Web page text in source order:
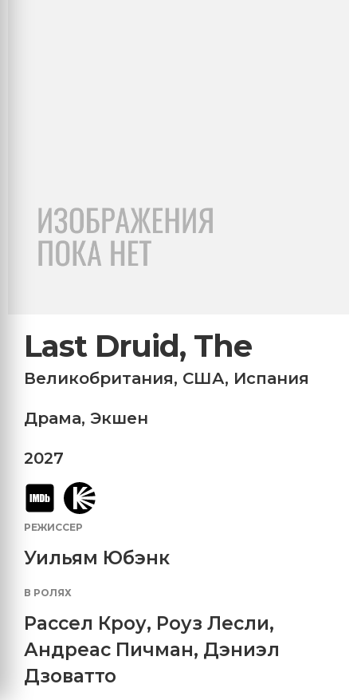
Last Druid, The
Великобритания, США, Испания
Драма, Экшен
2027
РЕЖИССЕР
Уильям Юбэнк
В РОЛЯХ
Рассел Кроу, Роуз Лесли,
Андреас Пичман, Дэниэл
Дзоватто